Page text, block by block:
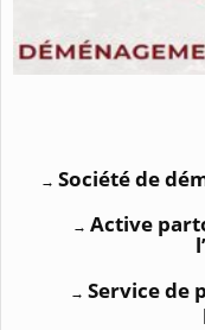
→ Société de
→ Active
→ Service de